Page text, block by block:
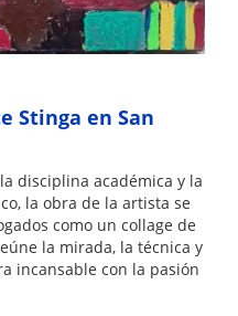
Stinga en San
disciplina académica y la
la obra de la artista se
como un collage de
la mirada, la técnica y
incansable con la pasión